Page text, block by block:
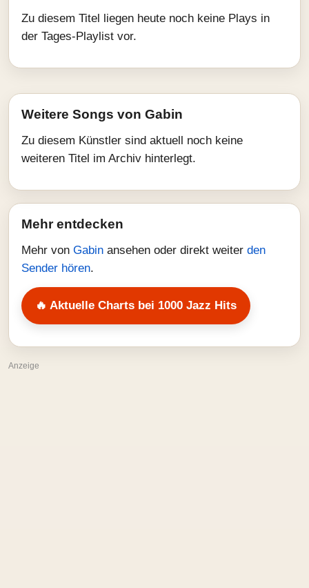
Zu diesem Titel liegen heute noch keine Plays in
der Tages-Playlist vor.
Weitere Songs von Gabin
Zu diesem Künstler sind aktuell noch keine
weiteren Titel im Archiv hinterlegt.
Mehr entdecken
Mehr von Gabin ansehen oder direkt weiter den
Sender hören.
🔥 Aktuelle Charts bei 1000 Jazz Hits
Anzeige